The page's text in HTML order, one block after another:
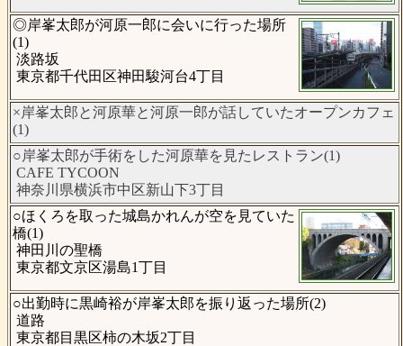
◎岸峯太郎が河原一郎に会いに行った場所
(1)
淡路坂
東京都千代田区神田駿河台4丁目
×岸峯太郎と河原華と河原一郎が話していたオープンカフェ
(1)
○岸峯太郎が手術をした河原華を見たレストラン(1)
CAFE TYCOON
神奈川県横浜市中区新山下3丁目
○ほくろを取った城島かれんが空を見ていた
橋(1)
神田川の聖橋
東京都文京区湯島1丁目
○出勤時に黒崎裕が岸峯太郎を振り返った場所(2)
道路
東京都目黒区柿の木坂2丁目